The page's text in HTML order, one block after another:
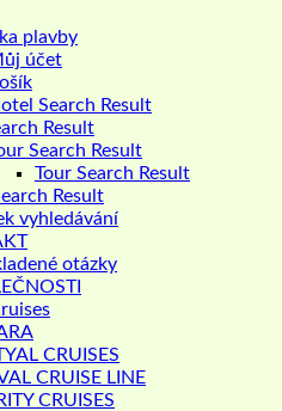
plavby
účet
Search Result
Result
Search Result
Tour Search Result
Result
vyhledávání
otázky
CRUISES
CRUISE LINE
CRUISES